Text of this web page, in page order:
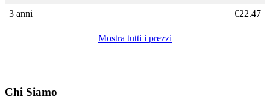
3 anni
€22.47
Mostra tutti i prezzi
Chi Siamo